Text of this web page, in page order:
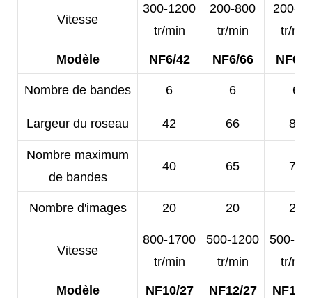
Vitesse
300-1200
tr/min
200-800
tr/min
200-
tr/min
Modèle NF6/42 NF6/66 NF6/
Nombre de bandes 6 6 6
Largeur du roseau 42 66 80
Nombre maximum
de bandes
40 65 78
Nombre d'images 20 20 20
Vitesse
800-1700
tr/min
500-1200
tr/min
500-
tr/min
Modèle NF10/27 NF12/27 NF14/